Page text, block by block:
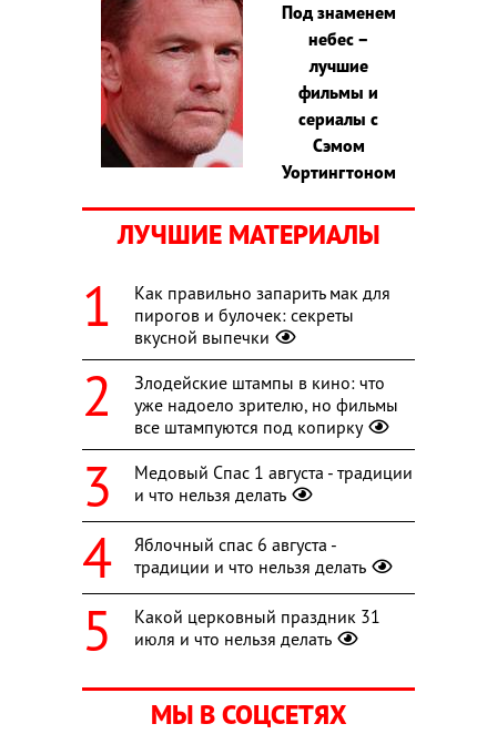
Под знаменем
небес –
лучшие
фильмы и
сериалы с
Сэмом
Уортингтоном
ЛУЧШИЕ МАТЕРИАЛЫ
Как правильно запарить мак для
пирогов и булочек: секреты
вкусной выпечки
Злодейские штампы в кино: что
уже надоело зрителю, но фильмы
все штампуются под копирку
Медовый Спас 1 августа - традиции
и что нельзя делать
Яблочный спас 6 августа -
традиции и что нельзя делать
Какой церковный праздник 31
июля и что нельзя делать
МЫ В СОЦСЕТЯХ